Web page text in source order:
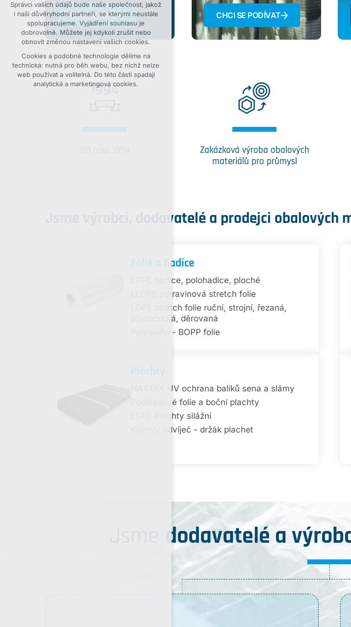
DO E-SHOPU CHCI SE PODÍVAT
Zakázková výroba obalových
materiálů pro průmysl
Jsme výrobci, dodavatelé a prodejci
Fólie a hadice
LDPE hadice, polohadice, ploché
LLDPE potravinová stretch folie
LDPE stretch folie ruční, strojní, řezaná,
předepnutá, děrovaná
Polyolefin - BOPP folie
HAYTEX UV ochrana balíků sena a slámy
Podkladové folie a boční plachty
LDPE Plachty silážní
Kovový odvíječ - držák plachet
dodavatelé a
vyhodnocení návštěvnosti
marketingová cookies (Google)
Více informací o cookies na našem webu
Přijmout všechny cookies
Odmítnout vše
Správci vašich údajů bude naše společnost, jakož
i naši důvěryhodní partneři, se kterými neustále
spolupracujeme. Vyjádření souhlasu je
dobrovolné. Můžete jej kdykoli zrušit nebo
obnovit změnou nastavení vašich cookies.
Cookies a podobné technologie dělíme na
technická: nutná pro běh webu, bez nichž nelze
web používat a volitelná. Do této části spadají
analytická a marketingová cookies.